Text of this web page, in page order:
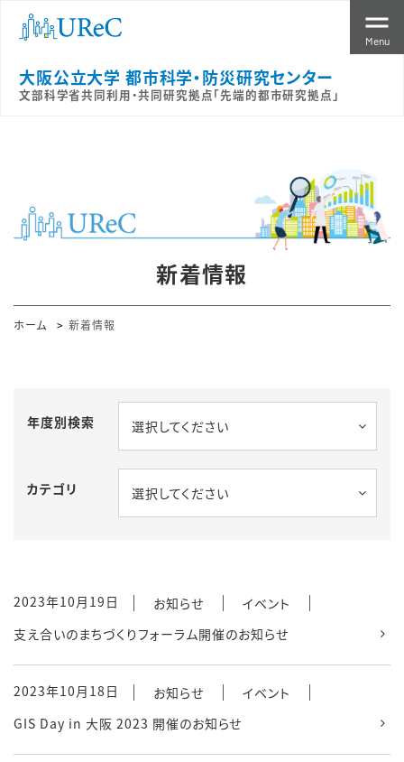
大阪公立大学 都市科学・防災研究センター
文部科学省共同利用・共同研究拠点「先端的都市研究拠点」
Menu
新着情報
ホーム 新着情報
年度別検索 選択してください
カテゴリ 選択してください
2023年10月19日 お知らせ
イベント
支え合いのまちづくりフォーラム開催のお知らせ
2023年10月18日 お知らせ
イベント
GIS Day in 大阪 2023 開催のお知らせ